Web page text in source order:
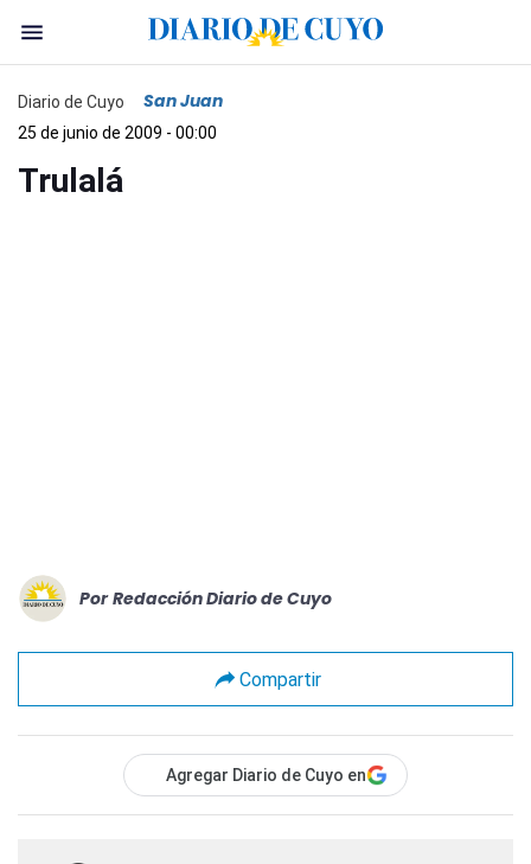
Diario de Cuyo San Juan
25 de junio de 2009 - 00:00
Trulalá
Por Redacción Diario de Cuyo
Compartir
Agregar Diario de Cuyo en